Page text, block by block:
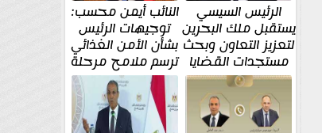
الرئيس السيسي
يستقبل ملك البحرين
لتعزيز التعاون وبحث
مستجدات القضايا
الإقليمية والدولية
النائب أيمن محسب:
توجيهات الرئيس
بشأن الأمن الغذائي
ترسم ملامح مرحلة
جديدة